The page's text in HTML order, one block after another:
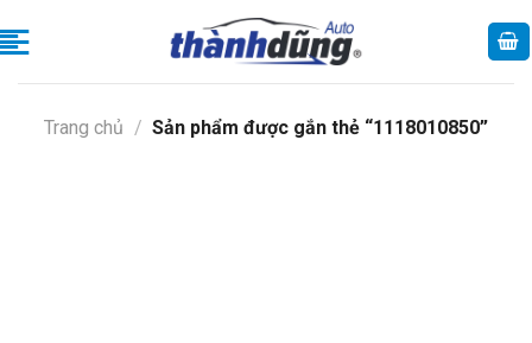
to
Trang chủ / Sản phẩm được gắn thẻ “1118010850”